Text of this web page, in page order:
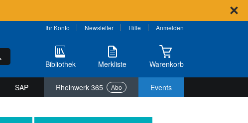
Ihr Konto Newsletter Hilfe Anmelden
Bibliothek Merkliste Warenkorb
SAP Rheinwerk 365 Abo Events